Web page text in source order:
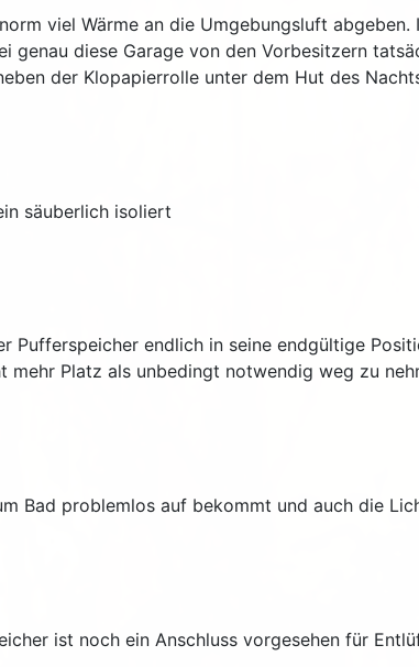
viel Wärme an die Umgebungsluft
diese Garage von den Vorbesitzern
der Klopapierrolle unter dem Hut des
säuberlich isoliert
Pufferspeicher endlich in seine endgültige
Platz als unbedingt notwendig weg zu
Bad problemlos auf bekommt und auch die
ist noch ein Anschluss vorgesehen für